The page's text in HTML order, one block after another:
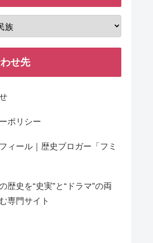
せ先
ポリシー
ィール｜歴史ブロガー「フミ
歴史を“史実”と“ドラマ”の両
専門サイト